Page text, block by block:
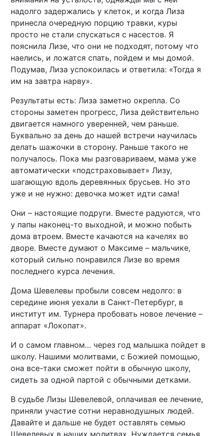
надолго задержались у клеток, и когда Лиза
принесла очередную порцию травки, куры
просто не стали спускаться с насестов. Я
пояснила Лизе, что они не подходят, потому что
наелись, и ложатся спать, пойдем и мы домой.
Подумав, Лиза успокоилась и ответила: «Тогда я
им на завтра нарву».
Результаты есть: Лиза заметно окрепла. Со
стороны заметен прогресс, Лиза действительно
двигается намного уверенней, чем раньше.
Буквально за день до нашей встречи научилась
делать шажочки в сторону. Раньше такого не
получалось. Пока мы разговариваем, мама уже
автоматически «подстраховывает» Лизу,
шагающую вдоль деревянных брусьев. Но это
уже и не нужно: девочка может идти сама!
Они – настоящие подруги. Вместе радуются, что
у папы наконец-то выходной, и можно побыть
дома втроем. Вместе качаются на качелях во
дворе. Вместе думают о Максиме – мальчике,
который сильно понравился Лизе во время
последнего курса лечения.
Дома Шевелевы пробыли совсем недолго: в
середине июня уехали в Санкт-Петербург, в
институт им. Турнера пробовать новое лечение –
аппарат «Локопат».
И о самом главном… через год малышка пойдет в
школу. Нашими молитвами, с Божией помощью,
она все-таки сможет пойти в обычную школу,
сидеть за одной партой с обычными детками.
В судьбе Лизы Шевелевой, оплачивая ее лечение,
приняли участие сотни неравнодушных людей.
Давайте и дальше не будет оставлять семью
Шевелевых в наших молитвах. Нуждается семья